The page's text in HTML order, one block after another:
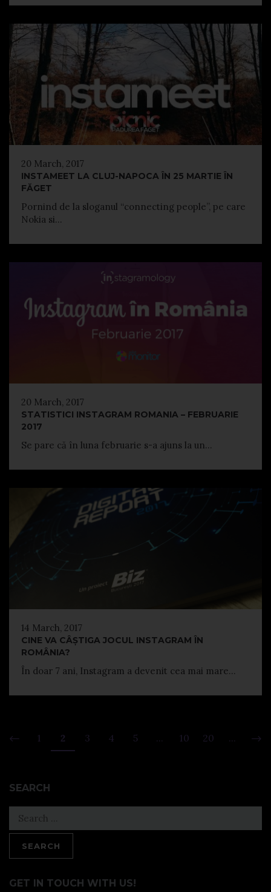
20 March, 2017
INSTAMEET LA CLUJ-NAPOCA ÎN 25 MARTIE ÎN
FĂGET
Pornind de la sloganul “connecting people”, pe care
Nokia si...
20 March, 2017
STATISTICI INSTAGRAM ROMANIA – FEBRUARIE
2017
Se pare că în luna februarie s-a ajuns la un...
14 March, 2017
CINE VA CÂȘTIGA JOCUL INSTAGRAM ÎN
ROMÂNIA?
În doar 7 ani, Instagram a devenit cea mai mare...
1 2 3 4 5 ... 10 20 ...
SEARCH
for:
GET IN TOUCH WITH US!